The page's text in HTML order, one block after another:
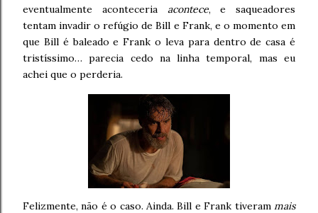
eventualmente aconteceria acontece, e saqueadores
tentam invadir o refúgio de Bill e Frank, e o momento em
que Bill é baleado e Frank o leva para dentro de casa é
tristíssimo… parecia cedo na linha temporal, mas eu
achei que o perderia.
Felizmente, não é o caso. Ainda. Bill e Frank tiveram mais